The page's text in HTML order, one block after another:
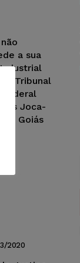
a sua
Tribunal
Joca-
Goiás
2020